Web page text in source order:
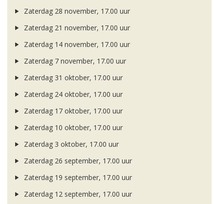
Zaterdag 28 november, 17.00 uur
Zaterdag 21 november, 17.00 uur
Zaterdag 14 november, 17.00 uur
Zaterdag 7 november, 17.00 uur
Zaterdag 31 oktober, 17.00 uur
Zaterdag 24 oktober, 17.00 uur
Zaterdag 17 oktober, 17.00 uur
Zaterdag 10 oktober, 17.00 uur
Zaterdag 3 oktober, 17.00 uur
Zaterdag 26 september, 17.00 uur
Zaterdag 19 september, 17.00 uur
Zaterdag 12 september, 17.00 uur